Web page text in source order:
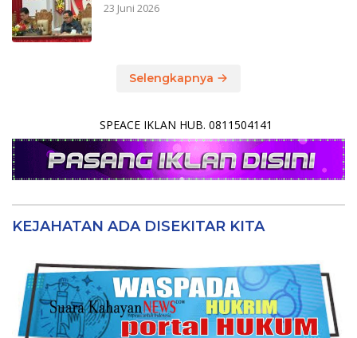
23 Juni 2026
Selengkapnya
SPEACE IKLAN HUB. 0811504141
KEJAHATAN ADA DISEKITAR KITA